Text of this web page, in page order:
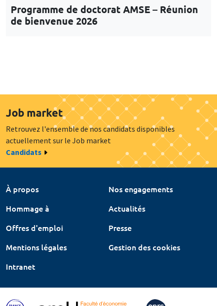
Programme de doctorat AMSE – Réunion
de bienvenue 2026
Job market
Retrouvez l'ensemble de nos candidats disponibles
actuellement sur le Job market
Candidats
À propos
Nos engagements
Hommage à
Actualités
Offres d'emploi
Presse
Mentions légales
Gestion des cookies
Intranet